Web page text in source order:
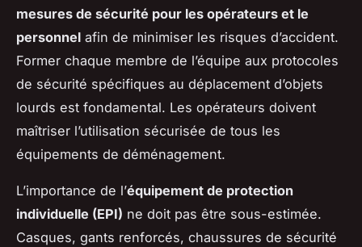
mesures de sécurité pour les opérateurs et le
personnel afin de minimiser les risques d’accident.
Former chaque membre de l’équipe aux protocoles
de sécurité spécifiques au déplacement d’objets
lourds est fondamental. Les opérateurs doivent
maîtriser l’utilisation sécurisée de tous les
équipements de déménagement.
L’importance de l’équipement de protection
individuelle (EPI) ne doit pas être sous-estimée.
Casques, gants renforcés, chaussures de sécurité